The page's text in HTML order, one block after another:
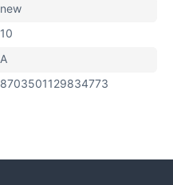
new
10
A
8703501129834773